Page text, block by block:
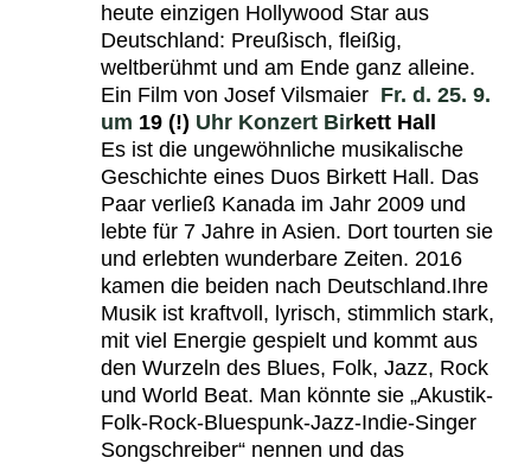
heute einzigen Hollywood Star aus
Deutschland: Preußisch, fleißig,
weltberühmt und am Ende ganz alleine.
Ein Film von Josef Vilsmaier Fr. d. 25. 9.
um 19 (!) Uhr Konzert Birkett Hall
Es ist die ungewöhnliche musikalische
Geschichte eines Duos Birkett Hall. Das
Paar verließ Kanada im Jahr 2009 und
lebte für 7 Jahre in Asien. Dort tourten sie
und erlebten wunderbare Zeiten. 2016
kamen die beiden nach Deutschland.Ihre
Musik ist kraftvoll, lyrisch, stimmlich stark,
mit viel Energie gespielt und kommt aus
den Wurzeln des Blues, Folk, Jazz, Rock
und World Beat. Man könnte sie „Akustik-
Folk-Rock-Bluespunk-Jazz-Indie-Singer
Songschreiber“ nennen und das